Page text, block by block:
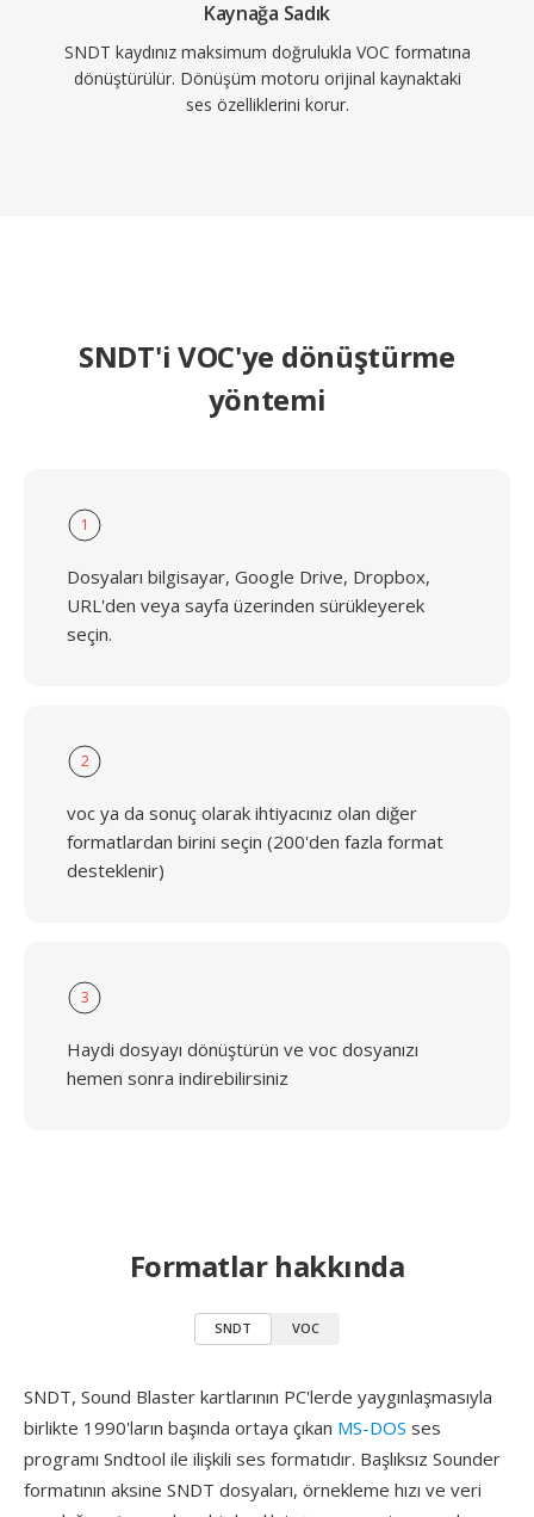
Kaynağa Sadık
SNDT kaydınız maksimum doğrulukla VOC formatına
dönüştürülür. Dönüşüm motoru orijinal kaynaktaki
ses özelliklerini korur.
SNDT'i VOC'ye dönüştürme
yöntemi
1
Dosyaları bilgisayar, Google Drive, Dropbox,
URL'den veya sayfa üzerinden sürükleyerek
seçin.
2
voc ya da sonuç olarak ihtiyacınız olan diğer
formatlardan birini seçin (200'den fazla format
desteklenir)
3
Haydi dosyayı dönüştürün ve voc dosyanızı
hemen sonra indirebilirsiniz
Formatlar hakkında
SNDT VOC
SNDT, Sound Blaster kartlarının PC'lerde yaygınlaşmasıyla
birlikte 1990'ların başında ortaya çıkan MS-DOS ses
programı Sndtool ile ilişkili ses formatıdır. Başlıksız Sounder
formatının aksine SNDT dosyaları, örnekleme hızı ve veri